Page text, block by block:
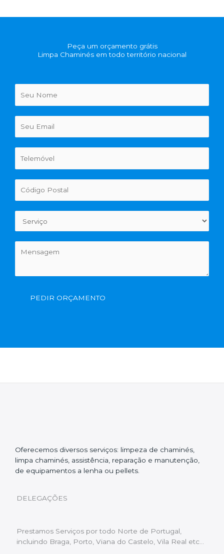
Peça um orçamento grátis
Limpa Chaminés em todo território nacional
PEDIR ORÇAMENTO
Oferecemos diversos serviços: limpeza de chaminés,
limpa chaminés, assistência, reparação e manutenção,
de equipamentos a lenha ou pellets.
DELEGAÇÕES
Prestamos Serviços por todo Norte de Portugal,
incluindo Braga, Porto, Viana do Castelo, Vila Real etc…